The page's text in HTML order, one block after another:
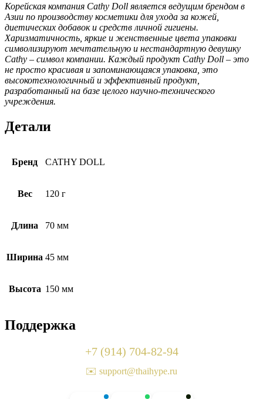
Корейская компания Cathy Doll является ведущим брендом в
Азии по производству косметики для ухода за кожей,
диетических добавок и средств личной гигиены.
Харизматичность, яркие и женственные цвета упаковки
символизируют мечтательную и нестандартную девушку
Cathy – символ компании. Каждый продукт Cathy Doll – это
не просто красивая и запоминающаяся упаковка, это
высокотехнологичный и эффективный продукт,
разработанный на базе целого научно-технического
учреждения.
Детали
Бренд CATHY DOLL
Вес 120 г
Длина 70 мм
Ширина 45 мм
Высота 150 мм
Поддержка
+7 (914) 704-82-94
✉️ support@thaihype.ru